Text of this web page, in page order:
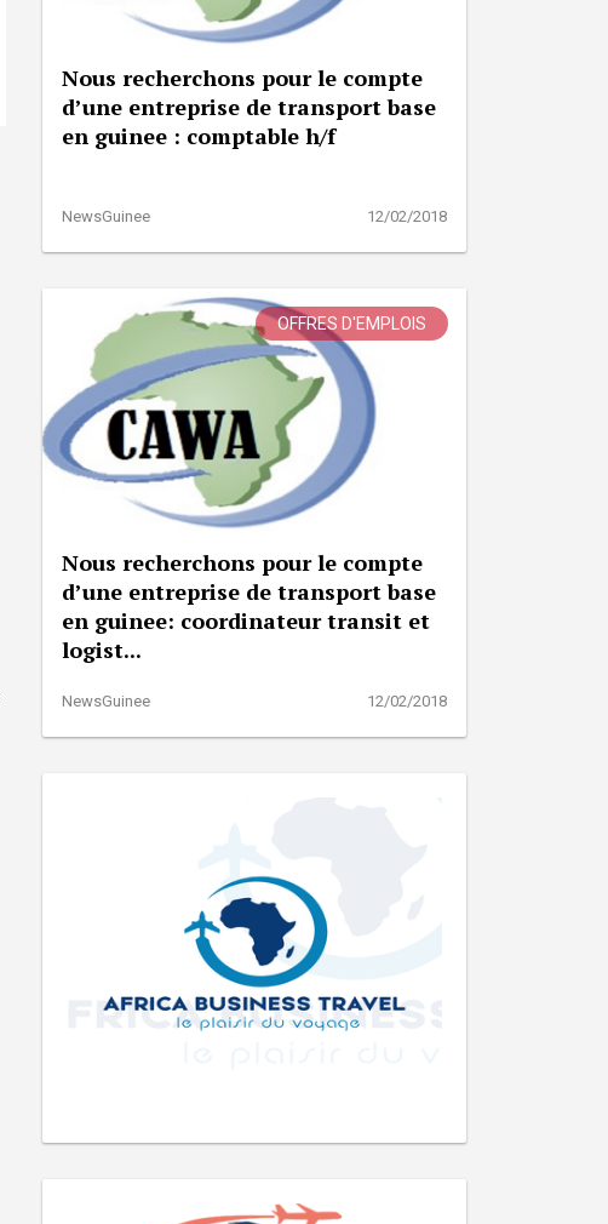
Nous recherchons pour le compte
d’une entreprise de transport base
en guinee : comptable h/f
NewsGuinee 12/02/2018
OFFRES D'EMPLOIS
Nous recherchons pour le compte
d’une entreprise de transport base
en guinee: coordinateur transit et
logist...
NewsGuinee 12/02/2018